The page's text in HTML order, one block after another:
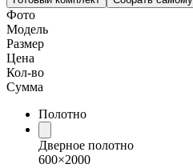
Фото
Модель
Размер
Цена
Кол-во
Сумма
Полотно
Дверное полотно
600×2000